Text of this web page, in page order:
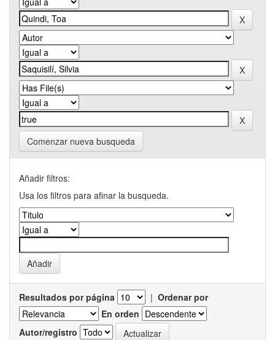
Comenzar nueva busqueda
Añadir filtros:
Usa los filtros para afinar la busqueda.
Resultados por página | Ordenar por
En orden
Autor/registro